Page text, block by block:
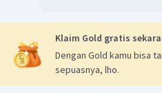
Klaim Gold gratis
Dengan Gold kamu bisa
sepuasnya, lho.